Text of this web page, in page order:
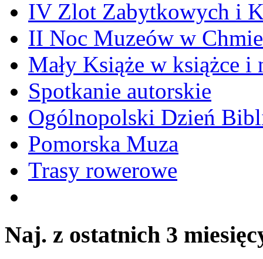
IV Zlot Zabytkowych i
II Noc Muzeów w
Mały Książe w książce i
Spotkanie autorskie
Ogólnopolski Dzień
Pomorska Muza
Trasy rowerowe
Naj. z ostatnich 3